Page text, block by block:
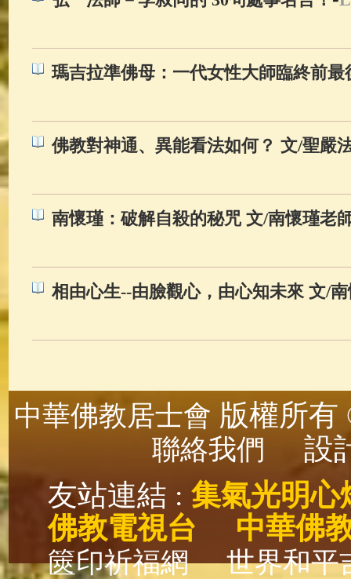
瑪吉拉準佛母：一代女性大師臨終前最
佛教對神通、異能看法如何？ 文/聖嚴
南懷瑾：破解自殺的秘咒 文/南懷瑾老
相由心生--由臉觀心，由心知未來 文/
中華佛教居士會 版權所
聯絡我們
設
友站連結 : 集氣光明心
佛教電視台
中華佛
篋印祈福網
世界和平